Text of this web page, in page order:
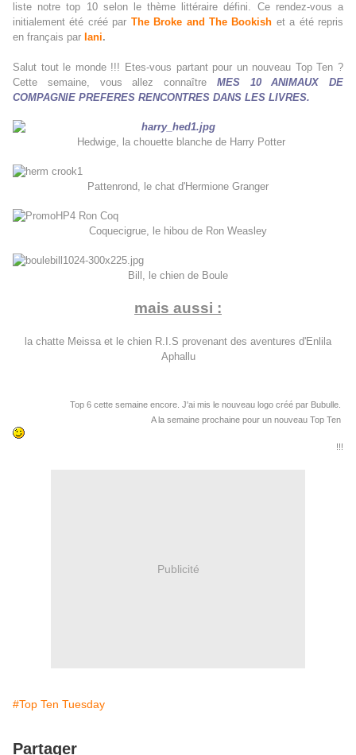
liste notre top 10 selon le thème littérairedéfini. Ce rendez-vous a
initialement été créé par The Broke and The Bookish et a été repris
en français par Iani.
Salut tout le monde !!! Etes-vous partant pour un nouveau Top Ten ?
Cette semaine, vous allez connaître
MES 10 ANIMAUX DE
COMPAGNIE PREFERES RENCONTRES DANS LES LIVRES.
Hedwige, la chouette blanche de Harry Potter
Pattenrond, le chat d'Hermione Granger
Coquecigrue, le hibou de Ron Weasley
Bill, le chien de Boule
mais aussi :
la chatte Meissa et le chien R.I.S provenant des aventures d'Enlila
Aphallu
Top 6 cette semaine encore. J'ai mis le nouveau logo créé par Bubulle.
A la semaine prochaine pour un nouveau Top Ten
!!!
Publicité
#Top Ten Tuesday
Partager